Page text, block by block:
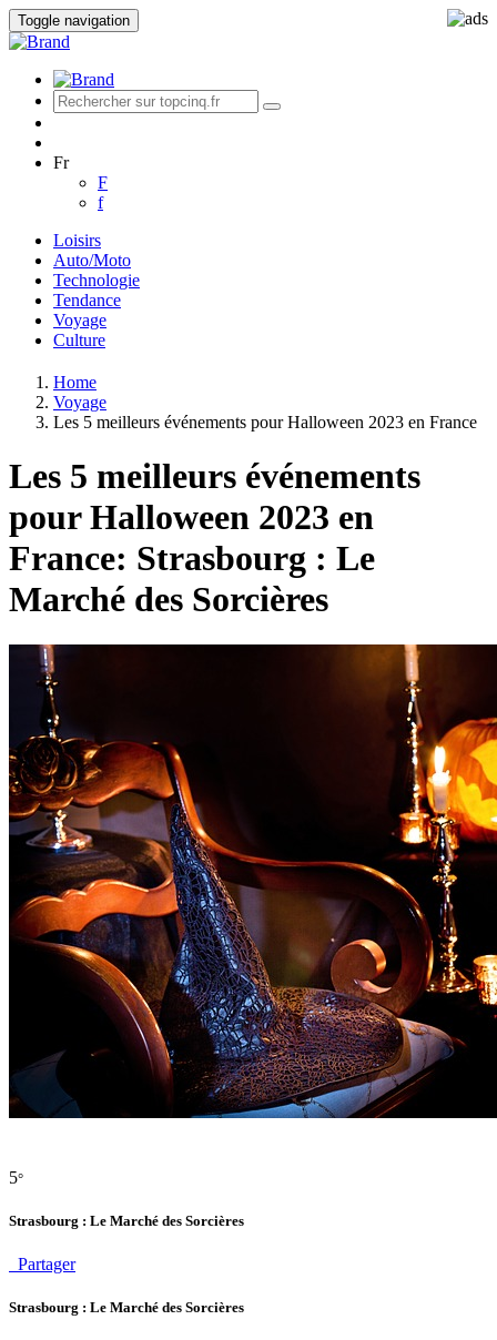
Toggle navigation
Fr
F
f
Loisirs
Auto/Moto
Technologie
Tendance
Voyage
Culture
Home
Voyage
Les 5 meilleurs événements pour Halloween 2023 en France
Les 5 meilleurs événements
pour Halloween 2023 en
France: Strasbourg : Le
Marché des Sorcières
5°
Strasbourg : Le Marché des Sorcières
Partager
Strasbourg : Le Marché des Sorcières